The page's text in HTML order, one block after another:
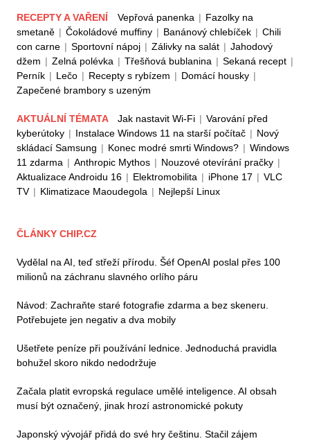
RECEPTY A VAŘENÍ Vepřová panenka | Fazolky na
smetaně | Čokoládové muffiny | Banánový chlebíček | Chili
con carne | Sportovní nápoj | Zálivky na salát | Jahodový
džem | Zelná polévka | Třešňová bublanina | Sekaná recept |
Perník | Lečo | Recepty s rybízem | Domácí housky |
Zapečené brambory s uzeným
AKTUÁLNÍ TÉMATA Jak nastavit Wi-Fi | Varování před
kyberútoky | Instalace Windows 11 na starší počítač | Nový
skládací Samsung | Konec modré smrti Windows? | Windows
11 zdarma | Anthropic Mythos | Nouzové otevírání pračky |
Aktualizace Androidu 16 | Elektromobilita | iPhone 17 | VLC
TV | Klimatizace Maoudegola | Nejlepší Linux
ČLÁNKY CHIP.CZ
Vydělal na AI, teď střeží přírodu. Šéf OpenAI poslal přes 100
milionů na záchranu slavného orlího páru
Návod: Zachraňte staré fotografie zdarma a bez skeneru.
Potřebujete jen negativ a dva mobily
Ušetřete peníze při používání lednice. Jednoduchá pravidla
bohužel skoro nikdo nedodržuje
Začala platit evropská regulace umělé inteligence. AI obsah
musí být označený, jinak hrozí astronomické pokuty
Japonský vývojář přidá do své hry češtinu. Stačil zájem